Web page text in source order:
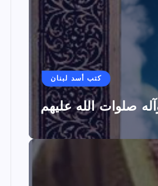
كتب أسد لبنان
صلوات الله عليهم